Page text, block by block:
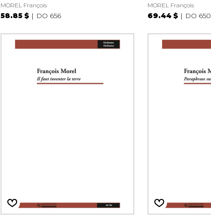
MOREL François
58.85 $ DO 656
MOREL François
69.44 $ DO 650